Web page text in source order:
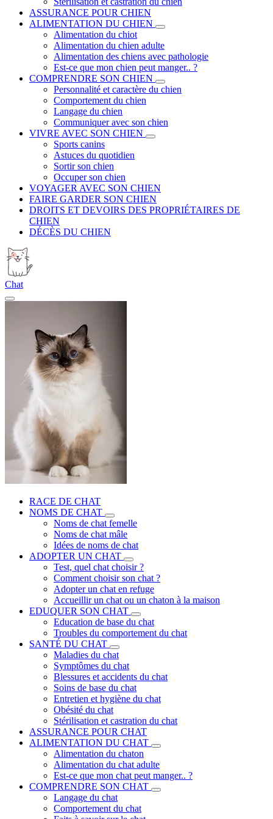
ASSURANCE POUR CHIEN
ALIMENTATION DU CHIEN
Alimentation du chiot
Alimentation du chien adulte
Alimentation des chiens avec pathologie
Est-ce que mon chien peut manger.. ?
COMPRENDRE SON CHIEN
Personnalité et caractère du chien
Comportement du chien
Langage du chien
Communiquer avec son chien
VIVRE AVEC SON CHIEN
Sports canins
Astuces du quotidien
Sortir son chien
Occuper son chien
VOYAGER AVEC SON CHIEN
FAIRE GARDER SON CHIEN
DROITS ET DEVOIRS DES PROPRIÉTAIRES DE
CHIEN
DÉCÈS DU CHIEN
Chat
RACE DE CHAT
NOMS DE CHAT
Noms de chat femelle
Noms de chat mâle
Idées de noms de chat
ADOPTER UN CHAT
Test, quel chat choisir ?
Comment choisir son chat ?
Adopter un chat en refuge
Accueillir un chat ou un chaton à la maison
EDUQUER SON CHAT
Education de base du chat
Troubles du comportement du chat
SANTÉ DU CHAT
Maladies du chat
Symptômes du chat
Blessures et accidents du chat
Soins de base du chat
Entretien et hygiène du chat
Obésité du chat
Stérilisation et castration du chat
ASSURANCE POUR CHAT
ALIMENTATION DU CHAT
Alimentation du chaton
Alimentation du chat adulte
Est-ce que mon chat peut manger.. ?
COMPRENDRE SON CHAT
Langage du chat
Comportement du chat